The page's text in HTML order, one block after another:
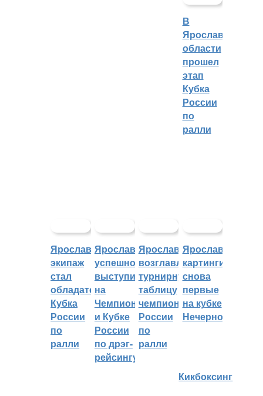
В
Ярославской
области
прошел
этап
Кубка
России
по
ралли
Ярославский
экипаж
стал
обладателем
Кубка
России
по
ралли
Ярославцы
успешно
выступили
на
Чемпионате
и Кубке
России
по дрэг-
рейсингу
Ярославцы
возглавляют
турнирную
таблицу
чемпионата
России
по
ралли
Ярославские
картингисты
снова
первые
на кубке
Нечерноземья
Кикбоксинг